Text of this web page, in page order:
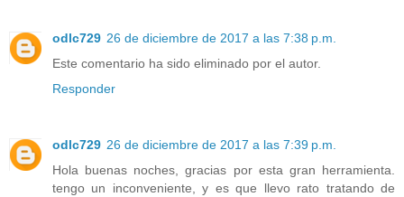
odlc729 26 de diciembre de 2017 a las 7:38 p.m.
Este comentario ha sido eliminado por el autor.
Responder
odlc729 26 de diciembre de 2017 a las 7:39 p.m.
Hola buenas noches, gracias por esta gran herramienta.
tengo un inconveniente, y es que llevo rato tratando de